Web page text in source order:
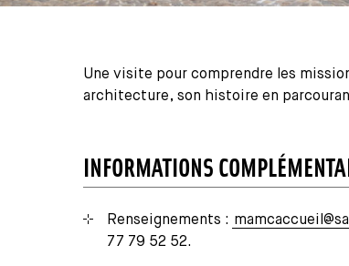
Une visite pour comprendre les
architecture, son histoire en
INFORMATIONS
Renseignements :
77 79 52 52.